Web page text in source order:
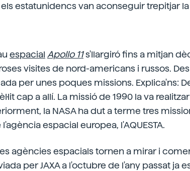
els estatunidencs van aconseguir trepitjar
espacial Apollo 11s'Ilargiró fins a mitjan
visites de nord-americans i russos.
per unes poques missions. Explica'ns:
cap a allí. La missió de 1990 la va
la NASA ha dut a terme tres
espacial europea, l'AQUESTA.
agències espacials tornen a mirar i
per JAXA a l'octubre de l'any passat ja